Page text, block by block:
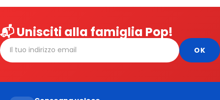
📬 Unisciti alla famiglia Pop!